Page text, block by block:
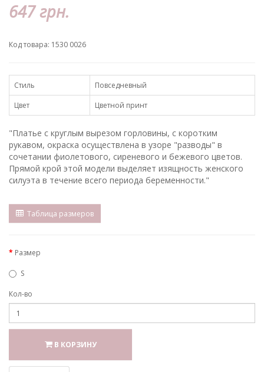
647 грн.
Код товара: 1530 0026
Стиль
Повседневный
Цвет
Цветной принт
"Платье с круглым вырезом горловины, с коротким
рукавом, окраска осуществлена в узоре "разводы" в
сочетании фиолетового, сиреневого и бежевого цветов.
Прямой крой этой модели выделяет изящность женского
силуэта в течение всего периода беременности."
Таблица размеров
Размер
S
Кол-во
В КОРЗИНУ